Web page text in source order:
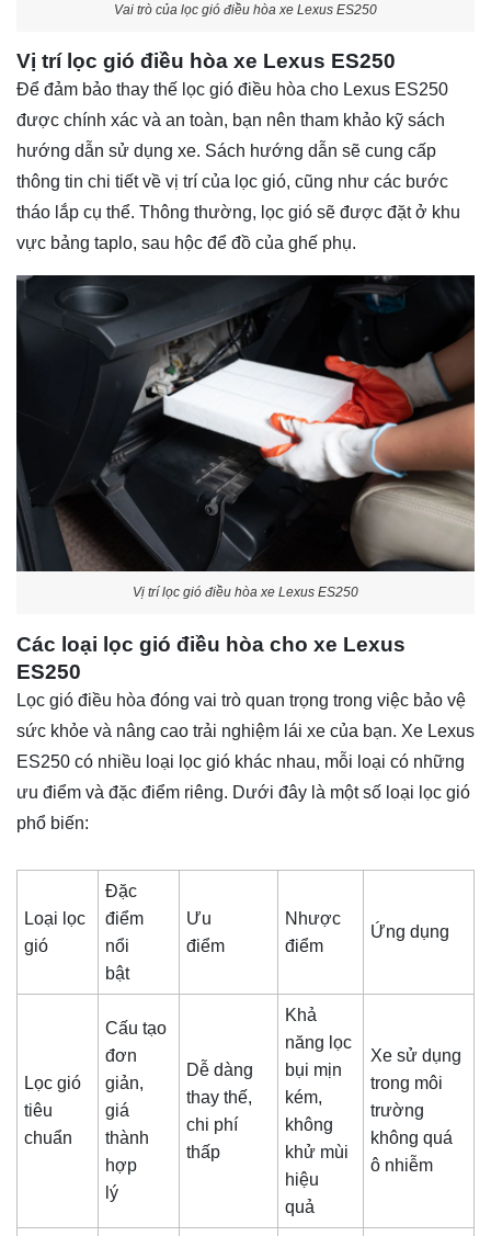
Vai trò của lọc gió điều hòa xe Lexus ES250
Vị trí lọc gió điều hòa xe Lexus ES250
Để đảm bảo thay thế lọc gió điều hòa cho Lexus ES250
được chính xác và an toàn, bạn nên tham khảo kỹ sách
hướng dẫn sử dụng xe. Sách hướng dẫn sẽ cung cấp
thông tin chi tiết về vị trí của lọc gió, cũng như các bước
tháo lắp cụ thể. Thông thường, lọc gió sẽ được đặt ở khu
vực bảng taplo, sau hộc để đồ của ghế phụ.
Vị trí lọc gió điều hòa xe Lexus ES250
Các loại lọc gió điều hòa cho xe Lexus
ES250
Lọc gió điều hòa đóng vai trò quan trọng trong việc bảo vệ
sức khỏe và nâng cao trải nghiệm lái xe của bạn. Xe Lexus
ES250 có nhiều loại lọc gió khác nhau, mỗi loại có những
ưu điểm và đặc điểm riêng. Dưới đây là một số loại lọc gió
phổ biến:
Loại lọc
gió
Đặc
điểm
nổi
bật
Ưu
điểm
Nhược
điểm
Ứng dụng
Lọc gió
tiêu
chuẩn
Cấu tạo
đơn
giản,
giá
thành
hợp
lý
Dễ dàng
thay thế,
chi phí
thấp
Khả
năng lọc
bụi mịn
kém,
không
khử mùi
hiệu
quả
Xe sử dụng
trong môi
trường
không quá
ô nhiễm